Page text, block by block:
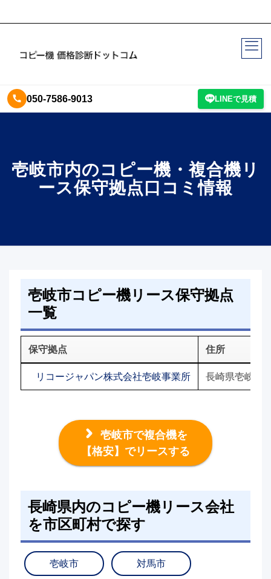
050-7586-9013 LINEで見積
壱岐市内のコピー機・複合機リ
ース保守拠点口コミ情報
壱岐市コピー機リース保守拠点
一覧
保守拠点 住所
リコージャパン株式会社壱岐事業所 長崎県壱岐市
壱岐市で複合機を
【格安】でリースする
長崎県内のコピー機リース会社
を市区町村で探す
壱岐市 対馬市